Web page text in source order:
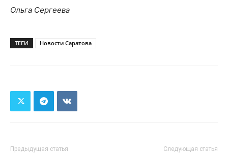
Ольга Сергеева
ТЕГИ Новости Саратова
Предыдущая статья Следующая статья